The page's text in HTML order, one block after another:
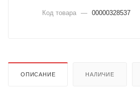
Код товара — 00000328537
ОПИСАНИЕ НАЛИЧИЕ